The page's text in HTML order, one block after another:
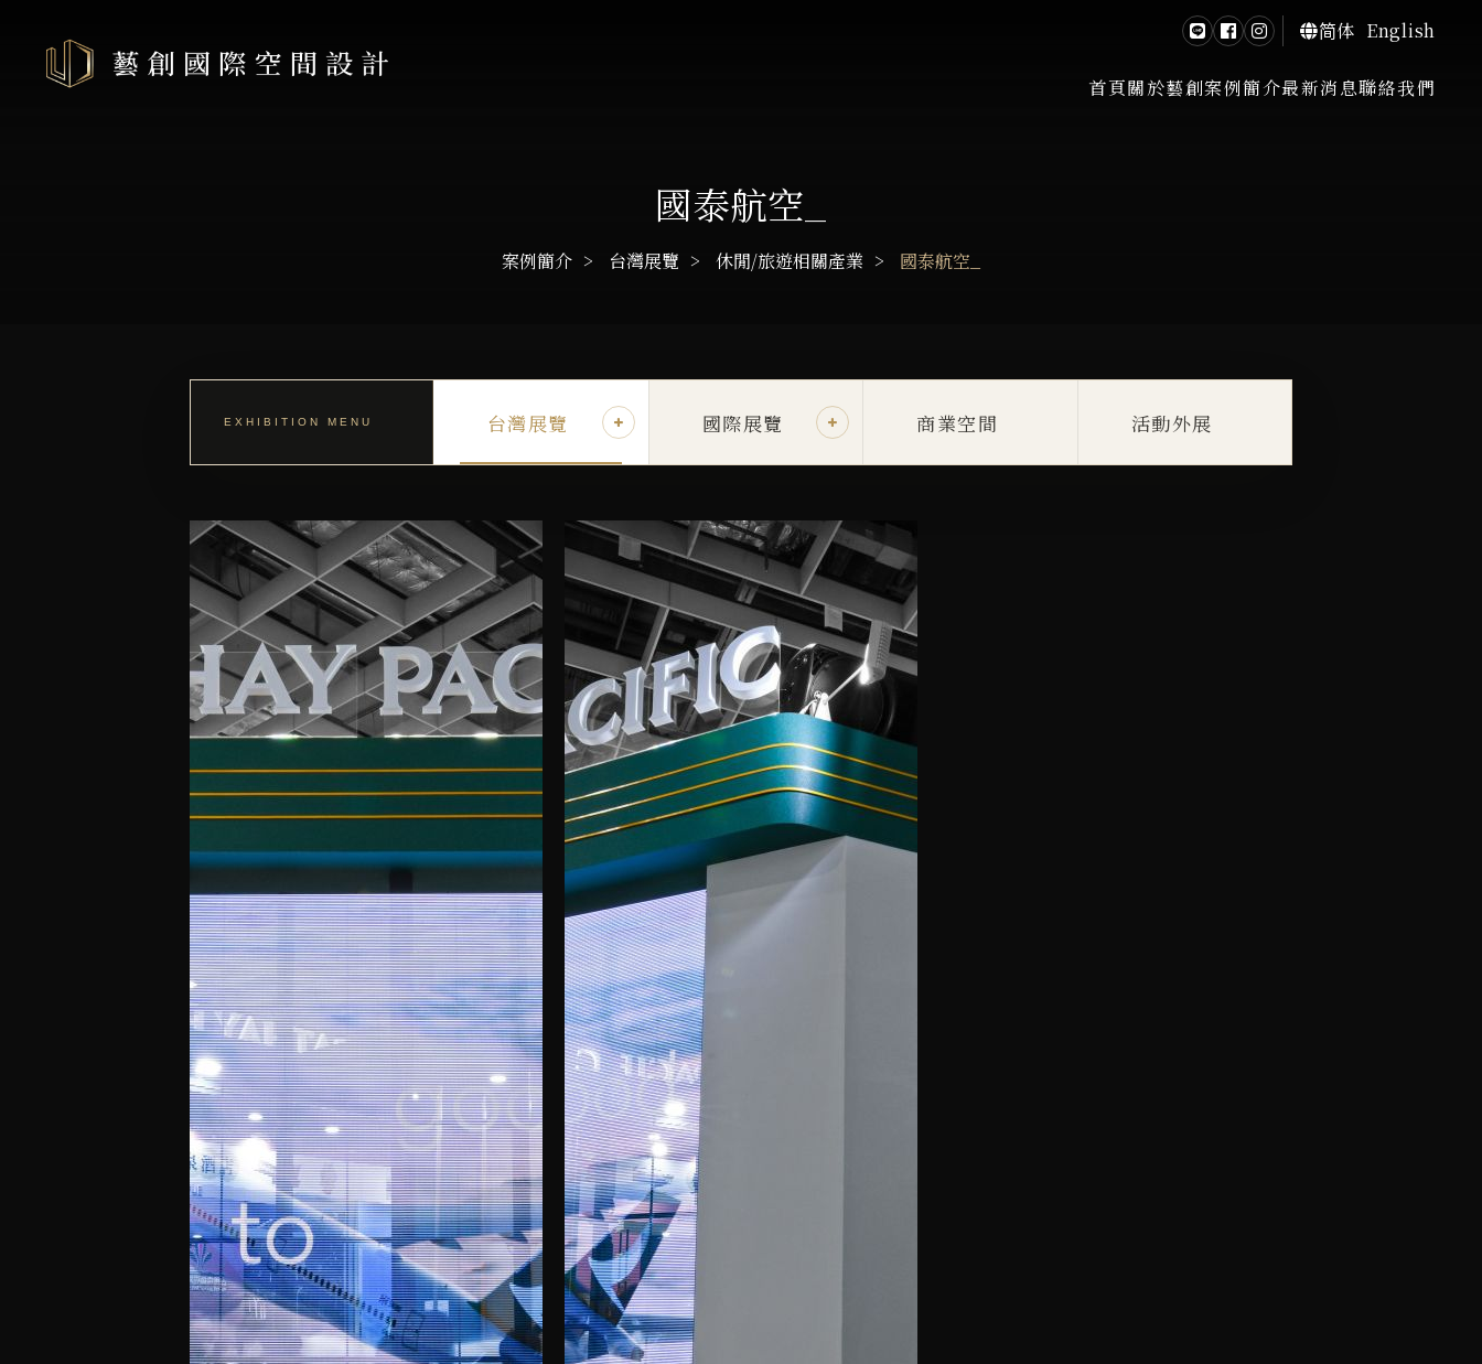
简体 English
首頁關於藝創案例簡介最新消息聯絡我們
國泰航空_
案例簡介 台灣展覽 休閒/旅遊相關產業 國泰航空_
台灣展覽 國際展覽 商業空間 活動外展